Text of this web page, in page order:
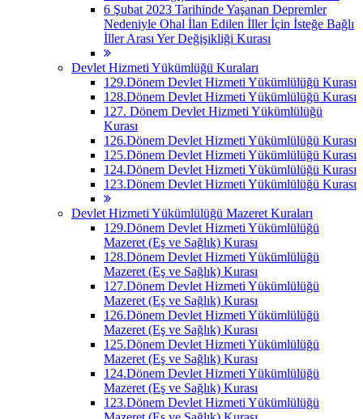
6 Şubat 2023 Tarihinde Yaşanan Depremler
Nedeniyle Ohal İlan Edilen İller İçin İsteğe Bağlı
İller Arası Yer Değişikliği Kurası
Devlet Hizmeti Yükümlüğü Kuraları
129.Dönem Devlet Hizmeti Yükümlülüğü Kurası
128.Dönem Devlet Hizmeti Yükümlülüğü Kurası
127. Dönem Devlet Hizmeti Yükümlülüğü
Kurası
126.Dönem Devlet Hizmeti Yükümlülüğü Kurası
125.Dönem Devlet Hizmeti Yükümlülüğü Kurası
124.Dönem Devlet Hizmeti Yükümlülüğü Kurası
123.Dönem Devlet Hizmeti Yükümlülüğü Kurası
Devlet Hizmeti Yükümlülüğü Mazeret Kuraları
129.Dönem Devlet Hizmeti Yükümlülüğü
Mazeret (Eş ve Sağlık) Kurası
128.Dönem Devlet Hizmeti Yükümlülüğü
Mazeret (Eş ve Sağlık) Kurası
127.Dönem Devlet Hizmeti Yükümlülüğü
Mazeret (Eş ve Sağlık) Kurası
126.Dönem Devlet Hizmeti Yükümlülüğü
Mazeret (Eş ve Sağlık) Kurası
125.Dönem Devlet Hizmeti Yükümlülüğü
Mazeret (Eş ve Sağlık) Kurası
124.Dönem Devlet Hizmeti Yükümlülüğü
Mazeret (Eş ve Sağlık) Kurası
123.Dönem Devlet Hizmeti Yükümlülüğü